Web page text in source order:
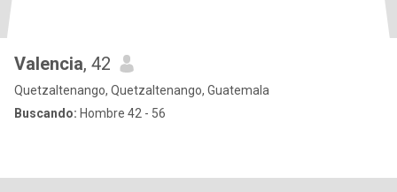
Valencia, 42
Quetzaltenango, Quetzaltenango, Guatemala
Buscando: Hombre 42 - 56